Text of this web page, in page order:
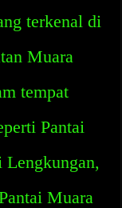
terkenal di
Muara
tempat
Pantai
Muara